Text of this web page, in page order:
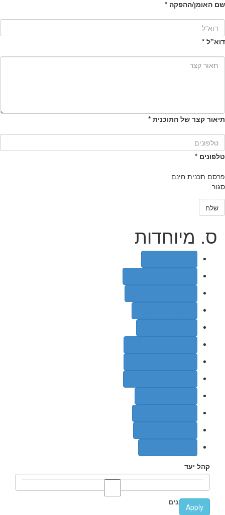
שם האומן/ההפקה *
דוא"ל *
תיאור קצר של התוכנית *
טלפונים *
פרסם תכנית חינם
סגור
שלח
ס. מיוחדות
קהל יעד
אבות ובנים
Apply